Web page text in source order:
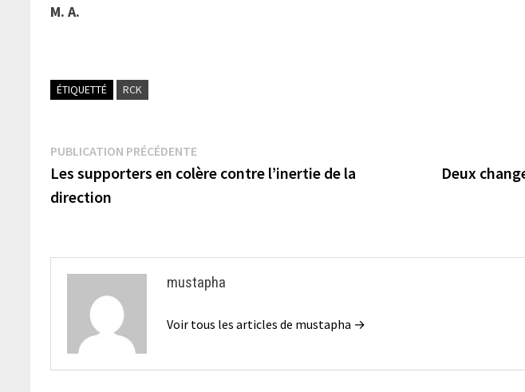
M. A.
ÉTIQUETTÉ RCK
Navigation
de
PUBLICATION PRÉCÉDENTEPublication
précédente :
Les supporters en colère contre l’inertie de la
direction
Deux
mustapha
Voir tous les articles de mustapha →